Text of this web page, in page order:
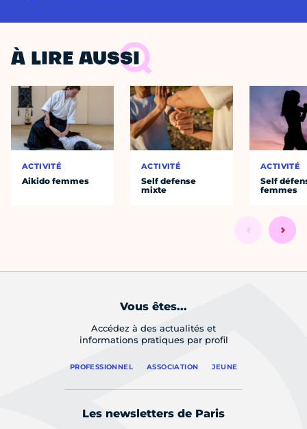
À LIRE AUSSI
ACTIVITÉ
Aikido femmes
ACTIVITÉ
Self defense
mixte
ACTIVITÉ
Self
femmes
Vous êtes...
Accédez à des actualités et
informations pratiques par profil
PROFESSIONNEL ASSOCIATION JEUNE
Les newsletters de Paris